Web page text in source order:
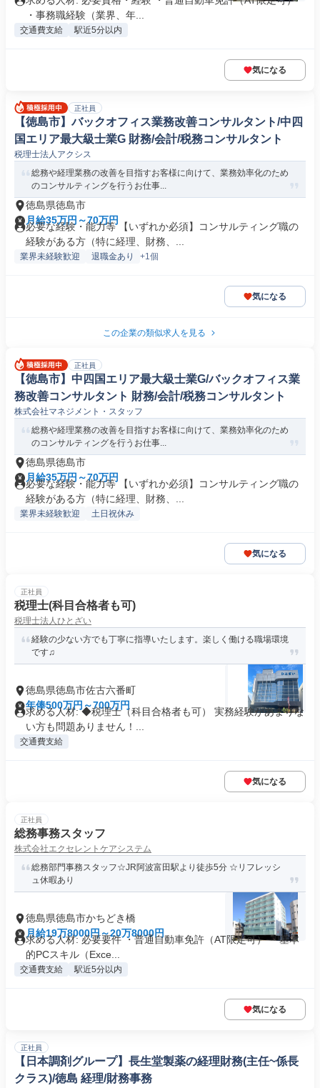
・事務職経験（業界、年...
交通費支給 駅近5分以内
気になる
正社員
【徳島市】バックオフィス業務改善コンサルタント/中四
国エリア最大級士業G 財務/会計/税務コンサルタント
税理士法人アクシス
総務や経理業務の改善を目指すお客様に向けて、業務効率化のため
のコンサルティングを行うお仕事...
徳島県徳島市
月給35万円～70万円
必要な経験・能力等 【いずれか必須】コンサルティング職の
経験がある方（特に経理、財務、...
業界未経験歓迎 退職金あり +1個
気になる
この企業の類似求人を見る
正社員
【徳島市】中四国エリア最大級士業G/バックオフィス業
務改善コンサルタント 財務/会計/税務コンサルタント
株式会社マネジメント・スタッフ
総務や経理業務の改善を目指すお客様に向けて、業務効率化のため
のコンサルティングを行うお仕事...
徳島県徳島市
月給35万円～70万円
必要な経験・能力等 【いずれか必須】コンサルティング職の
経験がある方（特に経理、財務、...
業界未経験歓迎 土日祝休み
気になる
正社員
税理士(科目合格者も可)
税理士法人ひとざい
経験の少ない方でも丁寧に指導いたします。楽しく働ける職場環境
です♫
徳島県徳島市佐古六番町
年俸500万円～700万円
求める人材: ◆税理士（科目合格者も可） 実務経験があまりな
い方も問題ありません！...
交通費支給
気になる
正社員
総務事務スタッフ
株式会社エクセレントケアシステム
総務部門事務スタッフ☆JR阿波富田駅より徒歩5分 ☆リフレッシ
ュ休暇あり
徳島県徳島市かちどき橋
月給19万8000円～20万8000円
求める人材: 必要要件 ・普通自動車免許（AT限定可） ・基本
的PCスキル（Exce...
交通費支給 駅近5分以内
気になる
正社員
【日本調剤グループ】長生堂製薬の経理財務(主任~係長
クラス)/徳島 経理/財務事務